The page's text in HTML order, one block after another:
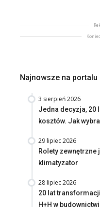
Najnowsze na portalu
3 sierpień 2026
Jedna decyzja, 20
kosztów. Jak
29 lipiec 2026
Rolety zewnętrzne
klimatyzator
28 lipiec 2026
20 lat
H+H w